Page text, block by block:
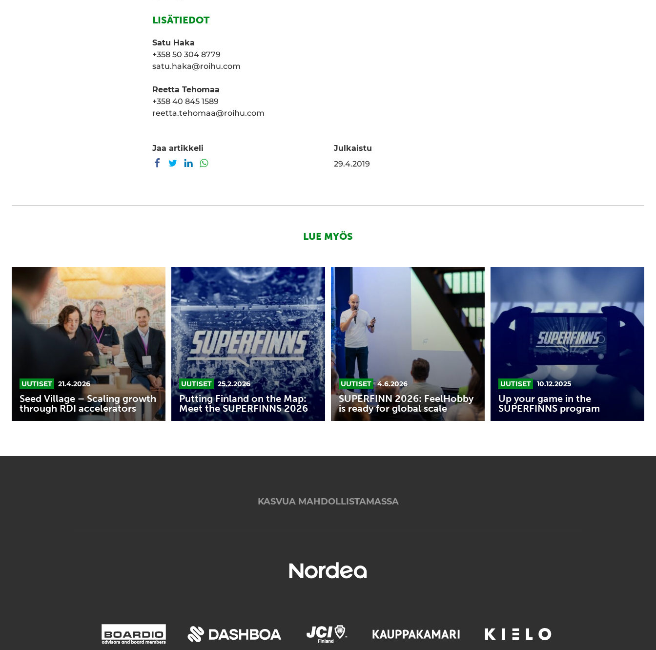
LISÄTIEDOT
Satu Haka
+358 50 304 8779
satu.haka@roihu.com
Reetta Tehomaa
+358 40 845 1589
reetta.tehomaa@roihu.com
Jaa artikkeli
Jaa Facebookissa
Jaa TwitterissäJaa LinkedInissä
Julkaistu
29.4.2019
LUE MYÖS
Village
–
Scaling
growth
through
UUTISET 21.4.2026
Seed Village – Scaling growth
through RDI accelerators
Putting
Finland
on
the
Map:
Meet
the
SUPERFINNS
2026
UUTISET 25.2.2026
Putting Finland on the Map:
Meet the SUPERFINNS 2026
SUPERFINN
2026:
FeelHobby
is
ready
for
global
scale
UUTISET 4.6.2026
SUPERFINN 2026: FeelHobby
is ready for global scale
in
the
SUPERFINNS
UUTISET 10.12.2025
Up your game in the
SUPERFINNS program
KASVUA MAHDOLLISTAMASSA